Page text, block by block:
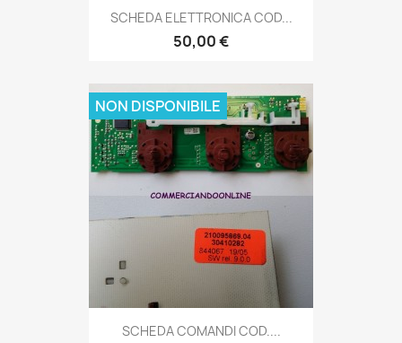
SCHEDA ELETTRONICA COD...
50,00 €
SCHEDA COMANDI COD....
NON DISPONIBILE